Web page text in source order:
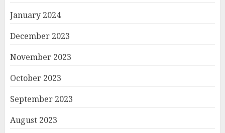
January 2024
December 2023
November 2023
October 2023
September 2023
August 2023